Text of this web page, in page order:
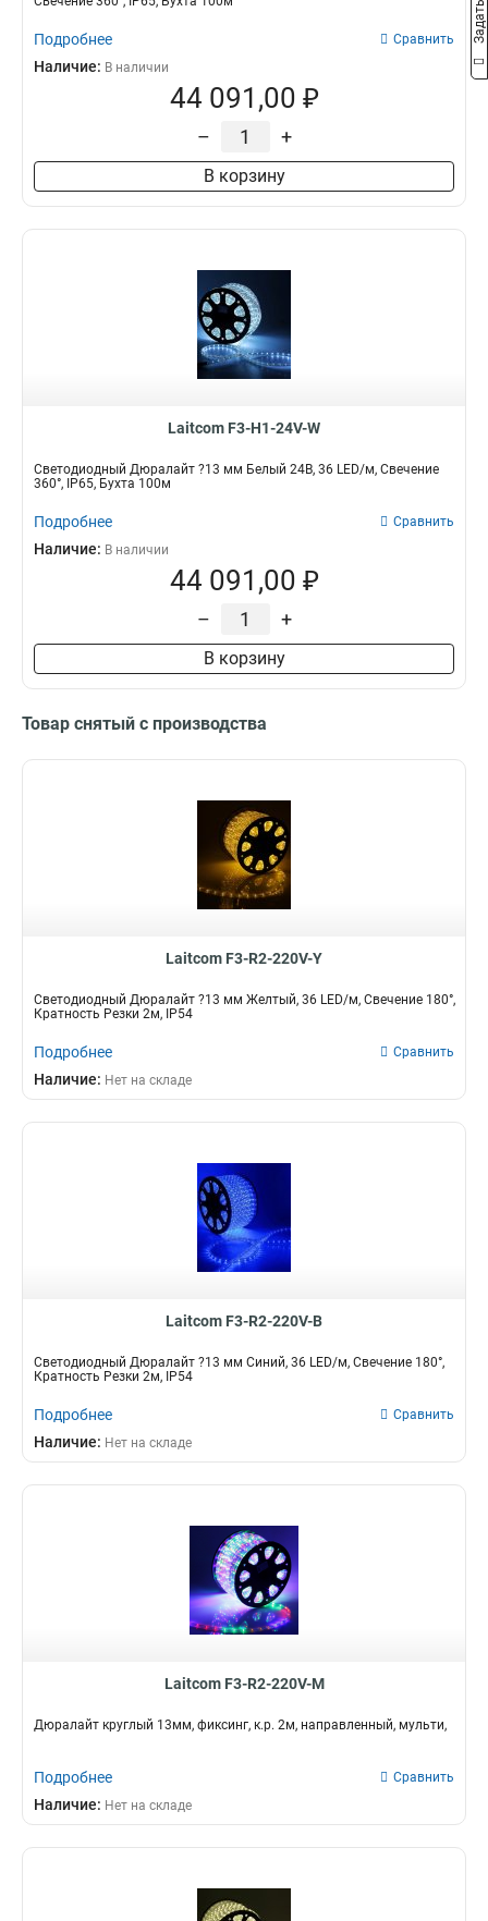
Подробнее Сравнить
Наличие: В наличии
44 091,00 ₽
– +
В корзину
Laitcom F3-H1-24V-W
Светодиодный Дюралайт ?13 мм Белый 24В, 36 LED/м, Свечение
360°, IP65, Бухта 100м
Подробнее Сравнить
Наличие: В наличии
44 091,00 ₽
– +
В корзину
Товар снятый с производства
Laitcom F3-R2-220V-Y
Светодиодный Дюралайт ?13 мм Желтый, 36 LED/м, Свечение 180°,
Кратность Резки 2м, IP54
Подробнее Сравнить
Наличие: Нет на складе
Laitcom F3-R2-220V-B
Светодиодный Дюралайт ?13 мм Синий, 36 LED/м, Свечение 180°,
Кратность Резки 2м, IP54
Подробнее Сравнить
Наличие: Нет на складе
Laitcom F3-R2-220V-M
Дюралайт круглый 13мм, фиксинг, к.р. 2м, направленный, мульти,
Подробнее Сравнить
Наличие: Нет на складе